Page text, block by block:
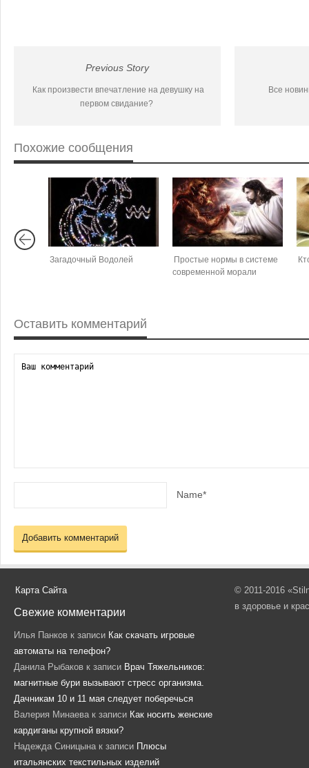
Previous Story
Как произвести впечатление на девушку на
первом свидание?
Все
Похожие сообщения
Загадочный Водолей
Простые нормы в системе
современной морали
Оставить комментарий
Name*
Карта Сайта
Свежие комментарии
Илья Панков к записи Как скачать игровые
автоматы на телефон?
Данила Рыбаков к записи Врач Тяжельников:
магнитные бури вызывают стресс организма.
Дачникам 10 и 11 мая следует поберечься
Валерия Минаева к записи Как носить женские
кардиганы крупной вязки?
Надежда Синицына к записи Плюсы
итальянских текстильных изделий
© 2011-2016
в здоровье и